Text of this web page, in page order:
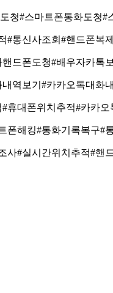
청#스마트폰통화도청#
#통신사조회 #핸드폰복제
드폰도청#배우자카톡보
역보기 #카카오톡대화
#휴대폰위치추적#카카오
폰해킹#통화기록복구#
사#실시간위치추적#핸